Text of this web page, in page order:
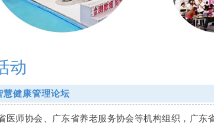
动
健康管理论坛
医师协会、广东省养老服务协会等机构组织，广东